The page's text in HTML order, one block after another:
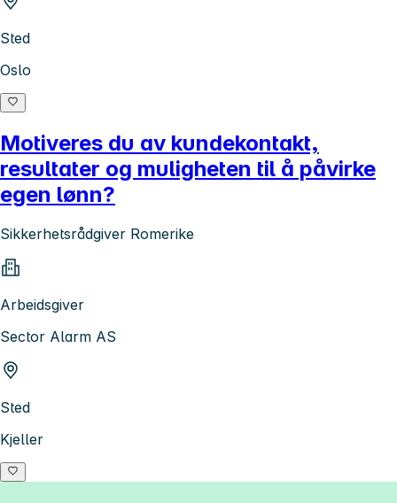
Sted
Oslo
Motiveres du av kundekontakt,
resultater og muligheten til å påvirke
egen lønn?
Sikkerhetsrådgiver Romerike
Arbeidsgiver
Sector Alarm AS
Sted
Kjeller